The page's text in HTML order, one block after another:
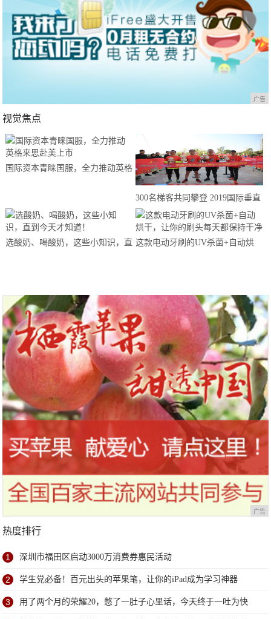
广告
视觉焦点
国际资本青睐国服，全力推动英格
300名梯客共同攀登 2019国际垂直
马拉松超级精英赛顺德海骏达中心
站欢乐开跑
选酸奶、喝酸奶，这些小知识，直 这款电动牙刷的UV杀菌+自动烘
广告
热度排行
1 深圳市福田区启动3000万消费券惠民活动
2 学生党必备！百元出头的苹果笔，让你的iPad成为学习神器
3 用了两个月的荣耀20，憋了一肚子心里话，今天终于一吐为快